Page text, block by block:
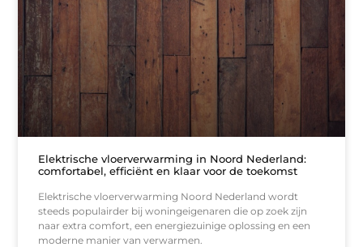
Elektrische vloerverwarming in Noord Nederland:
comfortabel, efficiënt en klaar voor de toekomst
Elektrische vloerverwarming Noord Nederland wordt
steeds populairder bij woningeigenaren die op zoek zijn
naar extra comfort, een energiezuinige oplossing en een
moderne manier van verwarmen.